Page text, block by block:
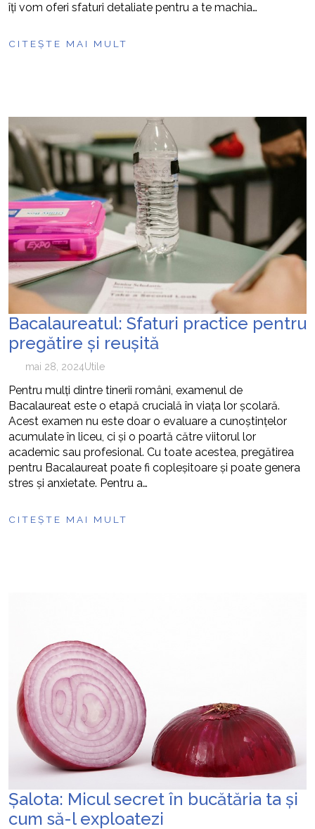
îți vom oferi sfaturi detaliate pentru a te machia…
CITEȘTE MAI MULT
Bacalaureatul: Sfaturi practice pentru
pregătire și reușită
mai 28, 2024Utile
Pentru mulți dintre tinerii români, examenul de
Bacalaureat este o etapă crucială în viața lor școlară.
Acest examen nu este doar o evaluare a cunoștințelor
acumulate în liceu, ci și o poartă către viitorul lor
academic sau profesional. Cu toate acestea, pregătirea
pentru Bacalaureat poate fi copleșitoare și poate genera
stres și anxietate. Pentru a…
CITEȘTE MAI MULT
Șalota: Micul secret în bucătăria ta și
cum să-l exploatezi